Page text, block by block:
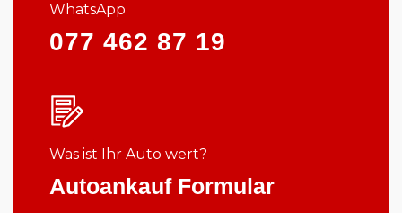
WhatsApp
077 462 87 19
Was ist Ihr Auto wert?
Autoankauf Formular